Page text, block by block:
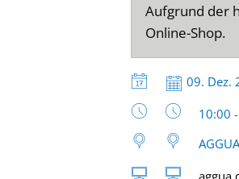
Aufgrund der
Online-Shop.
Datum:
09. Dez.
Uhrzeit:
10:00